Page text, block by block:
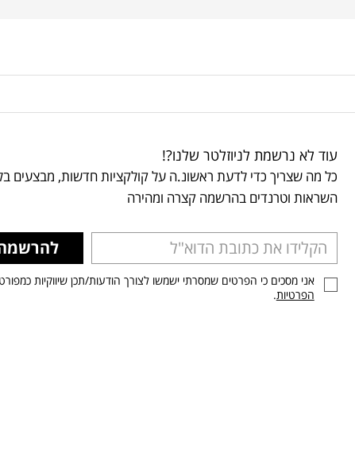
עוד לא נרשמת לניוזלטר שלנו?!
כל מה שצריך כדי לדעת ראשונ.ה על קולקציות חדשות, מבצעים
השראות וטרנדים בהרשמה קצרה ומהירה
אני מסכים כי הפרטים שמסרתי ישמשו לצורך הודעות/תכן שיווקיות
הפרטיות.